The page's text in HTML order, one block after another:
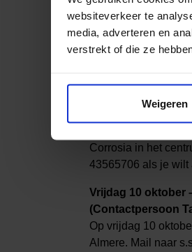
websiteverkeer te
media, adverteren en
verstrekt of die ze
Weigeren
Week tegen
In de Week tegen
Buiten. Bepaal
Woensdag 8
Corrosia in het
43565706 als je wilt
Vrijdag 10 oktober
(Contactpersoon
Op vrijdag 10
Almere. Mail naar